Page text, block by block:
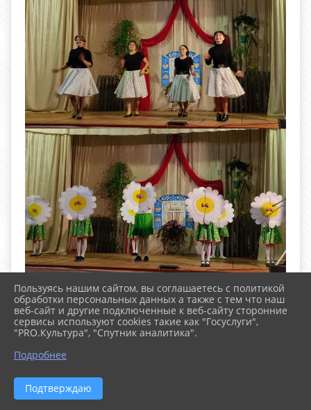
Пользуясь нашим сайтом, вы соглашаетесь с политикой
обработки персональных данных а также с тем что наш
веб-сайт и другие подключенные к веб-сайту сторонние
сервисы используют cookies такие как "Госуслуги",
"PRO.Культура", "Спутник аналитика".
Подробнее
Подтверждаю